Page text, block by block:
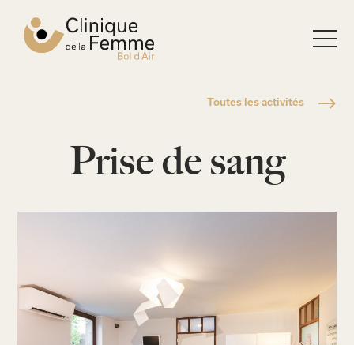
La
femme
Prise de sang
Toutes les activités
Navigation
principale
Aller
vers
la